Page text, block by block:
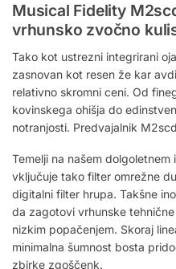
Musical Fidelity
vrhunsko zvočno
Tako kot ustrezni integrirani
zasnovan kot resen že kar
relativno skromni ceni. Od
kovinskega ohišja do
notranjosti. Predvajalnik
Temelji na našem
vključuje tako filter omrežne
digitalni filter hrupa. Takšne
da zagotovi vrhunske
nizkim popačenjem. Skoraj
minimalna šumnost bosta
zbirke zgoščenk.